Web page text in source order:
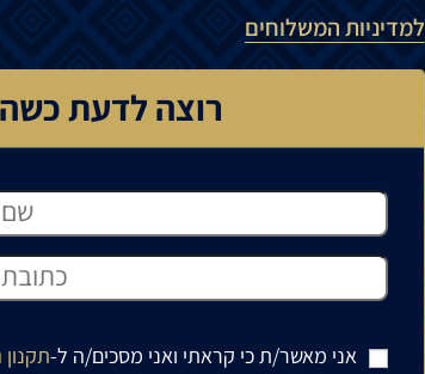
למדיניות המשלוחים
רוצה לדעת
אני מאשר/ת כי קראתי ואני מסכים/ה ל-